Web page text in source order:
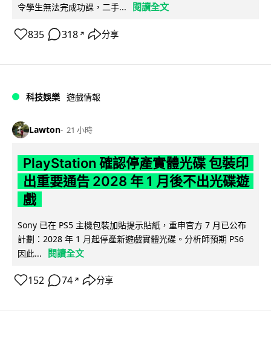
令學生無法完成功課，二手...
閱讀全文
835 318 ↗ 分享
科技娛樂 遊戲情報
Lawton 21 小時
PlayStation 確認停產實體光碟 包裝印
出重要通告 2028 年 1 月後不出光碟遊
戲
Sony 已在 PS5 主機包裝加貼提示貼紙，重申官方 7 月已公布
計劃：2028 年 1 月起停產新遊戲實體光碟。分析師預期 PS6
因此...
閱讀全文
152 74 ↗ 分享